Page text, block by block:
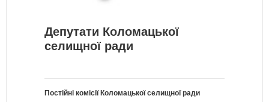
Депутати Коломацької
селищної ради
Постійні комісії Коломацької селищної ради